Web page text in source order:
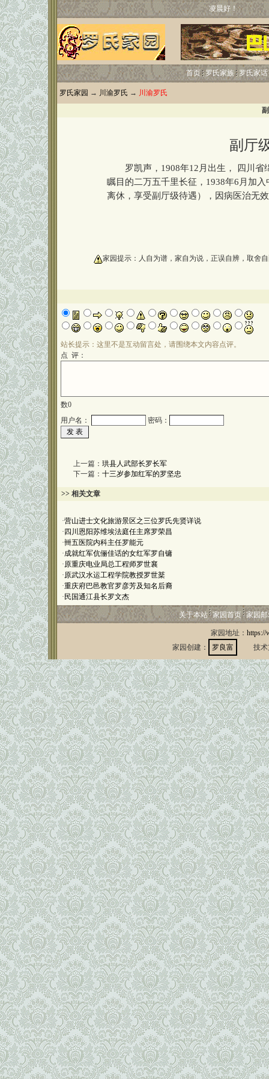
凌晨好！
首页 罗氏家族 罗氏家话
罗氏家园 → 川渝罗氏 → 川渝罗氏
副厅
罗凯声，1908年12月出生， 四川省
瞩目的二万五千里长征，1938年6月加
离休，享受副厅级待遇），因病医治无
家园提示：人自为谱，家自为说，正误自辨，取舍
站长提示：这里不是互动留言处，请围绕本文内容点评。
点 评：
数0
用户名：
密码：
上一篇： 珙县人武部长罗长军
下一篇： 十三岁参加红军的罗坚忠
>> 相关文章
·营山进士文化旅游景区之三位罗氏先贤详说
· 四川恩阳苏维埃法庭任主席罗荣昌
·卌五医院内科主任罗能元
·成就红军伉俪佳话的女红军罗自镛
·原重庆电业局总工程师罗世襄
·原武汉水运工程学院教授罗世棻
·重庆府巴邑教官罗彦芳及知名后裔
· 民国通江县长罗文杰
关于本站 家园首页 家园
家园地址： https://
家园创建：
罗良富 技术